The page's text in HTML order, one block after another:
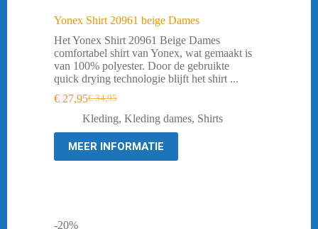
Yonex Shirt 20961 beige Dames
Het Yonex Shirt 20961 Beige Dames
comfortabel shirt van Yonex, wat gemaakt is
van 100% polyester. Door de gebruikte
quick drying technologie blijft het shirt ...
€34,95
Oorspronkelijke
prijs
was:
€ 34,95.
€ 27,95Huidige
prijs
is:
€ 27,95.
Kleding, Kleding dames, Shirts
MEER INFORMATIE
-20%